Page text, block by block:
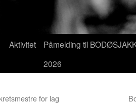
Aktivitet
Påmelding til
2026
for lag